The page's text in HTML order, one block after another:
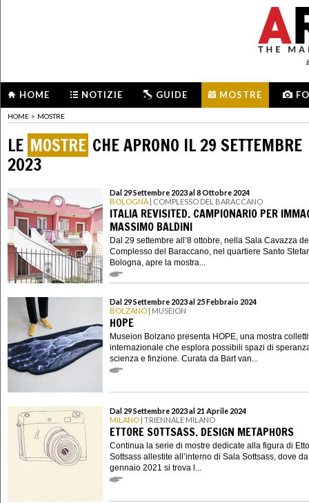
HOME NOTIZIE GUIDE MOSTRE
HOME > MOSTRE
LE MOSTRE CHE APRONO IL 29 SETTEMBRE
2023
Dal 29 Settembre 2023 al 8 Ottobre 2024
BOLOGNA | COMPLESSO DEL BARACCANO
ITALIA REVISITED. CAMPIONARIO PER
MASSIMO BALDINI
Dal 29 settembre all’8 ottobre, nella Sala Cavazza
Complesso del Baraccano, nel quartiere Santo
Bologna, apre la mostra...
Dal 29 Settembre 2023 al 25 Febbraio 2024
BOLZANO | MUSEION
HOPE
Museion Bolzano presenta HOPE, una mostra
internazionale che esplora possibili spazi di
scienza e finzione. Curata da Bart van...
Dal 29 Settembre 2023 al 21 Aprile 2024
MILANO | TRIENNALE MILANO
ETTORE SOTTSASS. DESIGN METAPHORS
Continua la serie di mostre dedicate alla figura di
Sottsass allestite all’interno di Sala Sottsass, dove da
gennaio 2021 si trova l...